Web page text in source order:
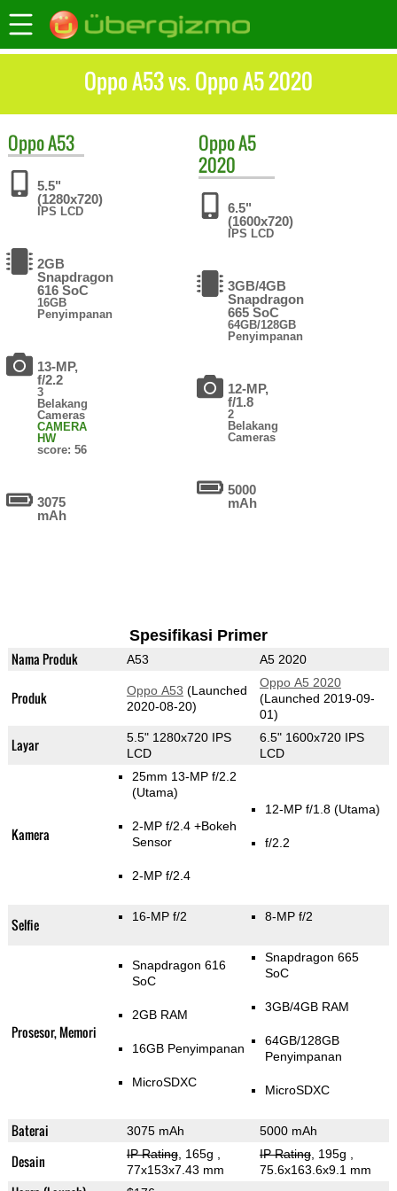
Oppo A53 vs. Oppo A5 2020
OppoA53
5.5"
(1280x720)
IPS LCD
2GB
Snapdragon
616 SoC
16GB
Penyimpanan
13-MP,
f/2.2
3
Belakang
Cameras
CAMERA
HW
score: 56
3075
mAh
OppoA5
2020
6.5"
(1600x720)
IPS LCD
3GB/4GB
Snapdragon
665 SoC
64GB/128GB
Penyimpanan
12-MP,
f/1.8
2
Belakang
Cameras
5000
mAh
Spesifikasi Primer
Nama Produk A53 A5 2020
Produk Oppo A53 (Launched
2020-08-20)
Oppo A5 2020
(Launched 2019-09-
01)
Layar
5.5" 1280x720 IPS
LCD
6.5" 1600x720 IPS
LCD
Kamera
25mm 13-MP f/2.2
(Utama)
2-MP f/2.4 +Bokeh
Sensor
2-MP f/2.4
12-MP f/1.8 (Utama)
f/2.2
Selfie 16-MP f/2 8-MP f/2
Prosesor, Memori
Snapdragon 616
SoC
2GB RAM
16GB Penyimpanan
MicroSDXC
Snapdragon 665
SoC
3GB/4GB RAM
64GB/128GB
Penyimpanan
MicroSDXC
Baterai 3075 mAh 5000 mAh
Desain IP Rating, 165g
77x153x7.43 mm
IP Rating, 195g
75.6x163.6x9.1 mm